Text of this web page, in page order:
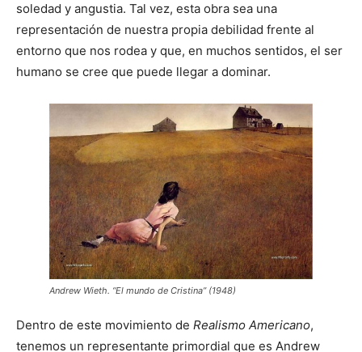
soledad y angustia. Tal vez, esta obra sea una
representación de nuestra propia debilidad frente al
entorno que nos rodea y que, en muchos sentidos, el ser
humano se cree que puede llegar a dominar.
Andrew Wieth. “El mundo de Cristina” (1948)
Dentro de este movimiento de Realismo Americano,
tenemos un representante primordial que es Andrew